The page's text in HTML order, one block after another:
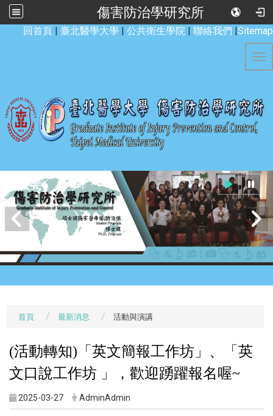
傷害防治學研究所
回首頁 | 臺北醫學大學 | 公共衛生學院 | 聯絡我們 |Sitemap
首頁 最新消息 活動與演講
(活動轉知)「英文簡報工作坊」、「英
文口說工作坊 」，歡迎踴躍報名喔~
2025-03-27 AdminAdmin